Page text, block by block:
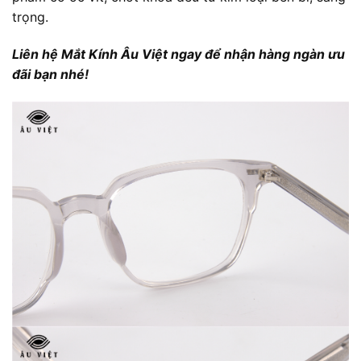
trọng.
Liên hệ Mắt Kính Âu Việt ngay để nhận hàng ngàn ưu
đãi bạn nhé!